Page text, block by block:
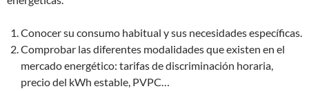
Conocer su consumo habitual y sus necesidades específicas.
Comprobar las diferentes modalidades que existen en el
mercado energético: tarifas de discriminación horaria,
precio del kWh estable, PVPC…